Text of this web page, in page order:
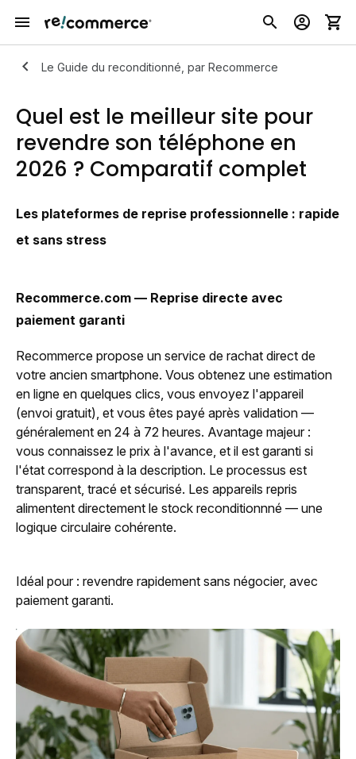
Le Guide du reconditionné, par Recommerce
Quel est le meilleur site pour
revendre son téléphone en
2026 ? Comparatif complet
Les plateformes de reprise professionnelle : rapide
et sans stress
Recommerce.com — Reprise directe avec
paiement garanti
Recommerce propose un service de rachat direct de
votre ancien smartphone. Vous obtenez une estimation
en ligne en quelques clics, vous envoyez l'appareil
(envoi gratuit), et vous êtes payé après validation —
généralement en 24 à 72 heures. Avantage majeur :
vous connaissez le prix à l'avance, et il est garanti si
l'état correspond à la description. Le processus est
transparent, tracé et sécurisé. Les appareils repris
alimentent directement le stock reconditionnné — une
logique circulaire cohérente.
Idéal pour : revendre rapidement sans négocier, avec
paiement garanti.